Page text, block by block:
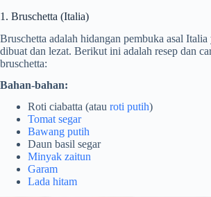
1. Bruschetta (Italia)
Bruschetta adalah hidangan pembuka asal Italia
dibuat dan lezat. Berikut ini adalah resep dan
bruschetta:
Bahan-bahan:
Roti ciabatta (atau roti putih)
Tomat segar
Bawang putih
Daun basil segar
Minyak zaitun
Garam
Lada hitam